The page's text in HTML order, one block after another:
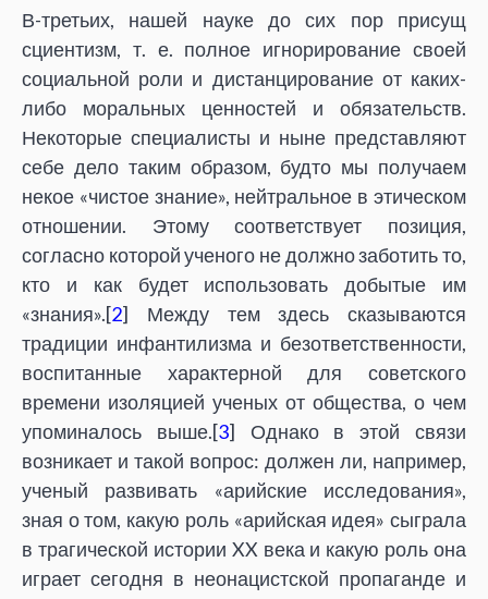
В-третьих, нашей науке до сих пор присущ
сциентизм, т. е. полное игнорирование своей
социальной роли и дистанцирование от каких-
либо моральных ценностей и обязательств.
Некоторые специалисты и ныне представляют
себе дело таким образом, будто мы получаем
некое «чистое знание», нейтральное в этическом
отношении. Этому соответствует позиция,
согласно которой ученого не должно заботить то,
кто и как будет использовать добытые им
«знания».[2] Между тем здесь сказываются
традиции инфантилизма и безответственности,
воспитанные характерной для советского
времени изоляцией ученых от общества, о чем
упоминалось выше.[3] Однако в этой связи
возникает и такой вопрос: должен ли, например,
ученый развивать «арийские исследования»,
зная о том, какую роль «арийская идея» сыграла
в трагической истории XX века и какую роль она
играет сегодня в неонацистской пропаганде и